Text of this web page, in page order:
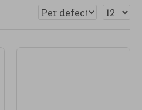
de refrigerats està
que volen menjar millor,
a casa opcions
conscients.